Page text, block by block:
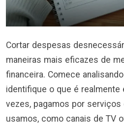
Cortar despesas
maneiras mais eficazes de
financeira. Comece
identifique o que é realmente
vezes, pagamos por
usamos, como canais de TV